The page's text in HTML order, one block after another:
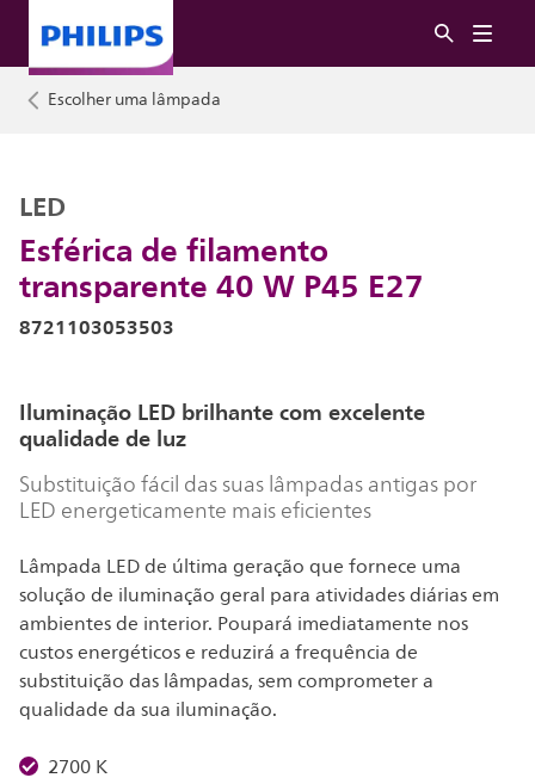
Escolher uma lâmpada
Esférica de filamento
transparente 40 W P45 E27
LED
8721103053503
Iluminação LED brilhante com excelente
qualidade de luz
Substituição fácil das suas lâmpadas antigas por
LED energeticamente mais eficientes
Lâmpada LED de última geração que fornece uma
solução de iluminação geral para atividades diárias em
ambientes de interior. Poupará imediatamente nos
custos energéticos e reduzirá a frequência de
substituição das lâmpadas, sem comprometer a
qualidade da sua iluminação.
2700 K